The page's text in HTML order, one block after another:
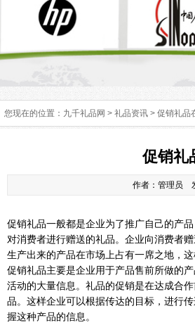
您现在的位置： 九千礼品网 > 礼品资讯 > 促销礼品
促销礼
作者：管理员
促销礼品一般都是企业为了推广自己的产
对消费者进行赠送的礼品。企业向消费者
生产出来的产品在市场上占有一席之地，
促销礼品主要是企业用于产品售前所做的
活动的大量信息。礼品的促销是在达成合
品。这样企业可以根据传达的目标，进行
握这种产品的信息。